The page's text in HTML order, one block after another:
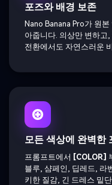
포즈와 배경 보존
Nano Banana Pro가 원
아줍니다. 의상만 변하
전환에서도 자연스러운
모든 색상에 완벽한
프롬프트에서 [COLOR]
블루, 샴페인, 딥레드, 라
키한 질감, 긴 드레스 밑